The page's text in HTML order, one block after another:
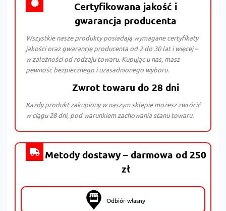
Certyfikowana jakość i
gwarancja producenta
Wszystkie nasze produkty posiadają wymagane certyfikaty
jakości oraz gwarancję producenta od 2 do 30 lat i więcej –
w zależności od rodzaju towaru. Kupując u nas, masz
pewność bezpiecznego i uzasadnionego wyboru.
Zwrot towaru do 28 dni
Każdy produkt zakupiony w naszym sklepie możesz zwrócić
w ciągu 28 dni, pod warunkiem zachowania stanu towaru.
Metody dostawy – darmowa od 250
zł
Odbiór własny